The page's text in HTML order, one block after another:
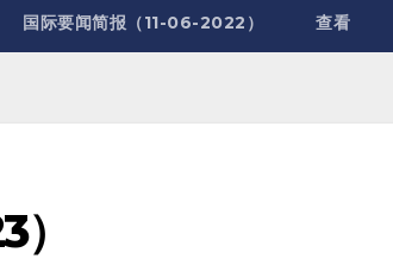
国际要闻简报（11-06-2022） 查看